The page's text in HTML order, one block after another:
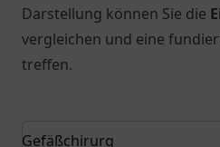
Darstellung können Sie die
vergleichen und eine
treffen.